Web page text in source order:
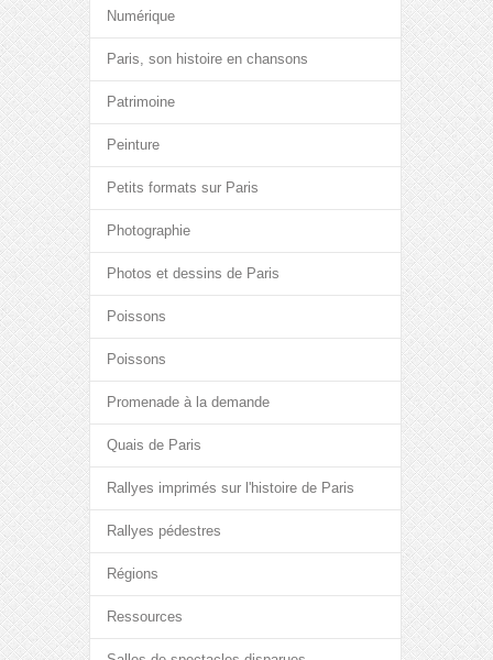
Numérique
Paris, son histoire en chansons
Patrimoine
Peinture
Petits formats sur Paris
Photographie
Photos et dessins de Paris
Poissons
Poissons
Promenade à la demande
Quais de Paris
Rallyes imprimés sur l'histoire de Paris
Rallyes pédestres
Régions
Ressources